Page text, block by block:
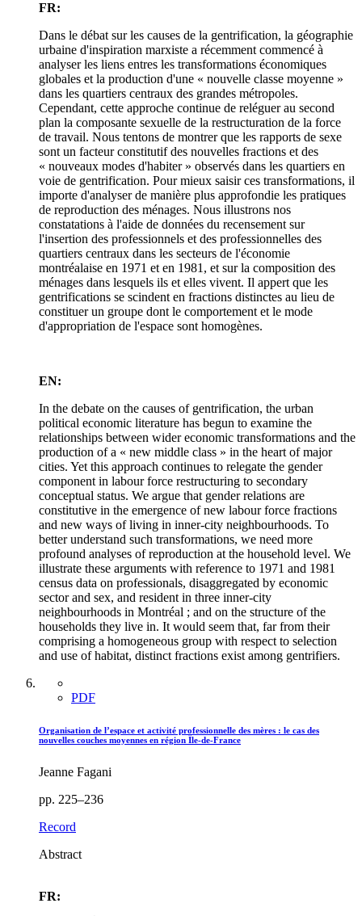
FR:
Dans le débat sur les causes de la gentrification, la géographie
urbaine d'inspiration marxiste a récemment commencé à
analyser les liens entres les transformations économiques
globales et la production d'une « nouvelle classe moyenne »
dans les quartiers centraux des grandes métropoles.
Cependant, cette approche continue de reléguer au second
plan la composante sexuelle de la restructuration de la force
de travail. Nous tentons de montrer que les rapports de sexe
sont un facteur constitutif des nouvelles fractions et des
« nouveaux modes d'habiter » observés dans les quartiers en
voie de gentrification. Pour mieux saisir ces transformations, il
importe d'analyser de manière plus approfondie les pratiques
de reproduction des ménages. Nous illustrons nos
constatations à l'aide de données du recensement sur
l'insertion des professionnels et des professionnelles des
quartiers centraux dans les secteurs de l'économie
montréalaise en 1971 et en 1981, et sur la composition des
ménages dans lesquels ils et elles vivent. Il appert que les
gentrifications se scindent en fractions distinctes au lieu de
constituer un groupe dont le comportement et le mode
d'appropriation de l'espace sont homogènes.
EN:
In the debate on the causes of gentrification, the urban
political economic literature has begun to examine the
relationships between wider economic transformations and the
production of a « new middle class » in the heart of major
cities. Yet this approach continues to relegate the gender
component in labour force restructuring to secondary
conceptual status. We argue that gender relations are
constitutive in the emergence of new labour force fractions
and new ways of living in inner-city neighbourhoods. To
better understand such transformations, we need more
profound analyses of reproduction at the household level. We
illustrate these arguments with reference to 1971 and 1981
census data on professionals, disaggregated by economic
sector and sex, and resident in three inner-city
neighbourhoods in Montréal ; and on the structure of the
households they live in. It would seem that, far from their
comprising a homogeneous group with respect to selection
and use of habitat, distinct fractions exist among gentrifiers.
PDF
Organisation de l’espace et activité professionnelle des mères : le cas des
nouvelles couches moyennes en région Île-de-France
Jeanne Fagani
pp. 225–236
Record
Abstract
FR: